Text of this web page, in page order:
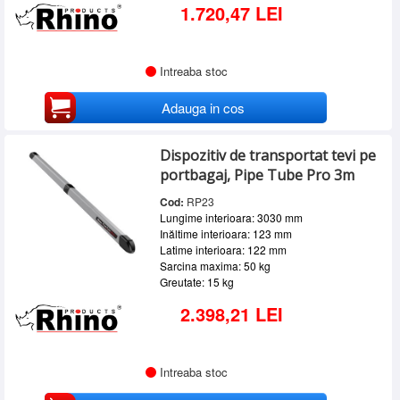
1.720,47 LEI
Intreaba stoc
Adauga in cos
Dispozitiv de transportat tevi pe
portbagaj, Pipe Tube Pro 3m
Cod: RP23
Lungime interioara: 3030 mm
Inăltime interioara: 123 mm
Latime interioara: 122 mm
Sarcina maxima: 50 kg
Greutate: 15 kg
2.398,21 LEI
Intreaba stoc